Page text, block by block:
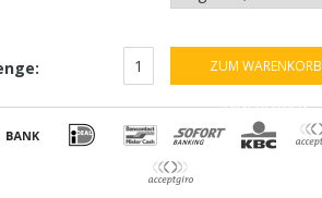
ZUM WARENKORB
HINZUFÜGEN